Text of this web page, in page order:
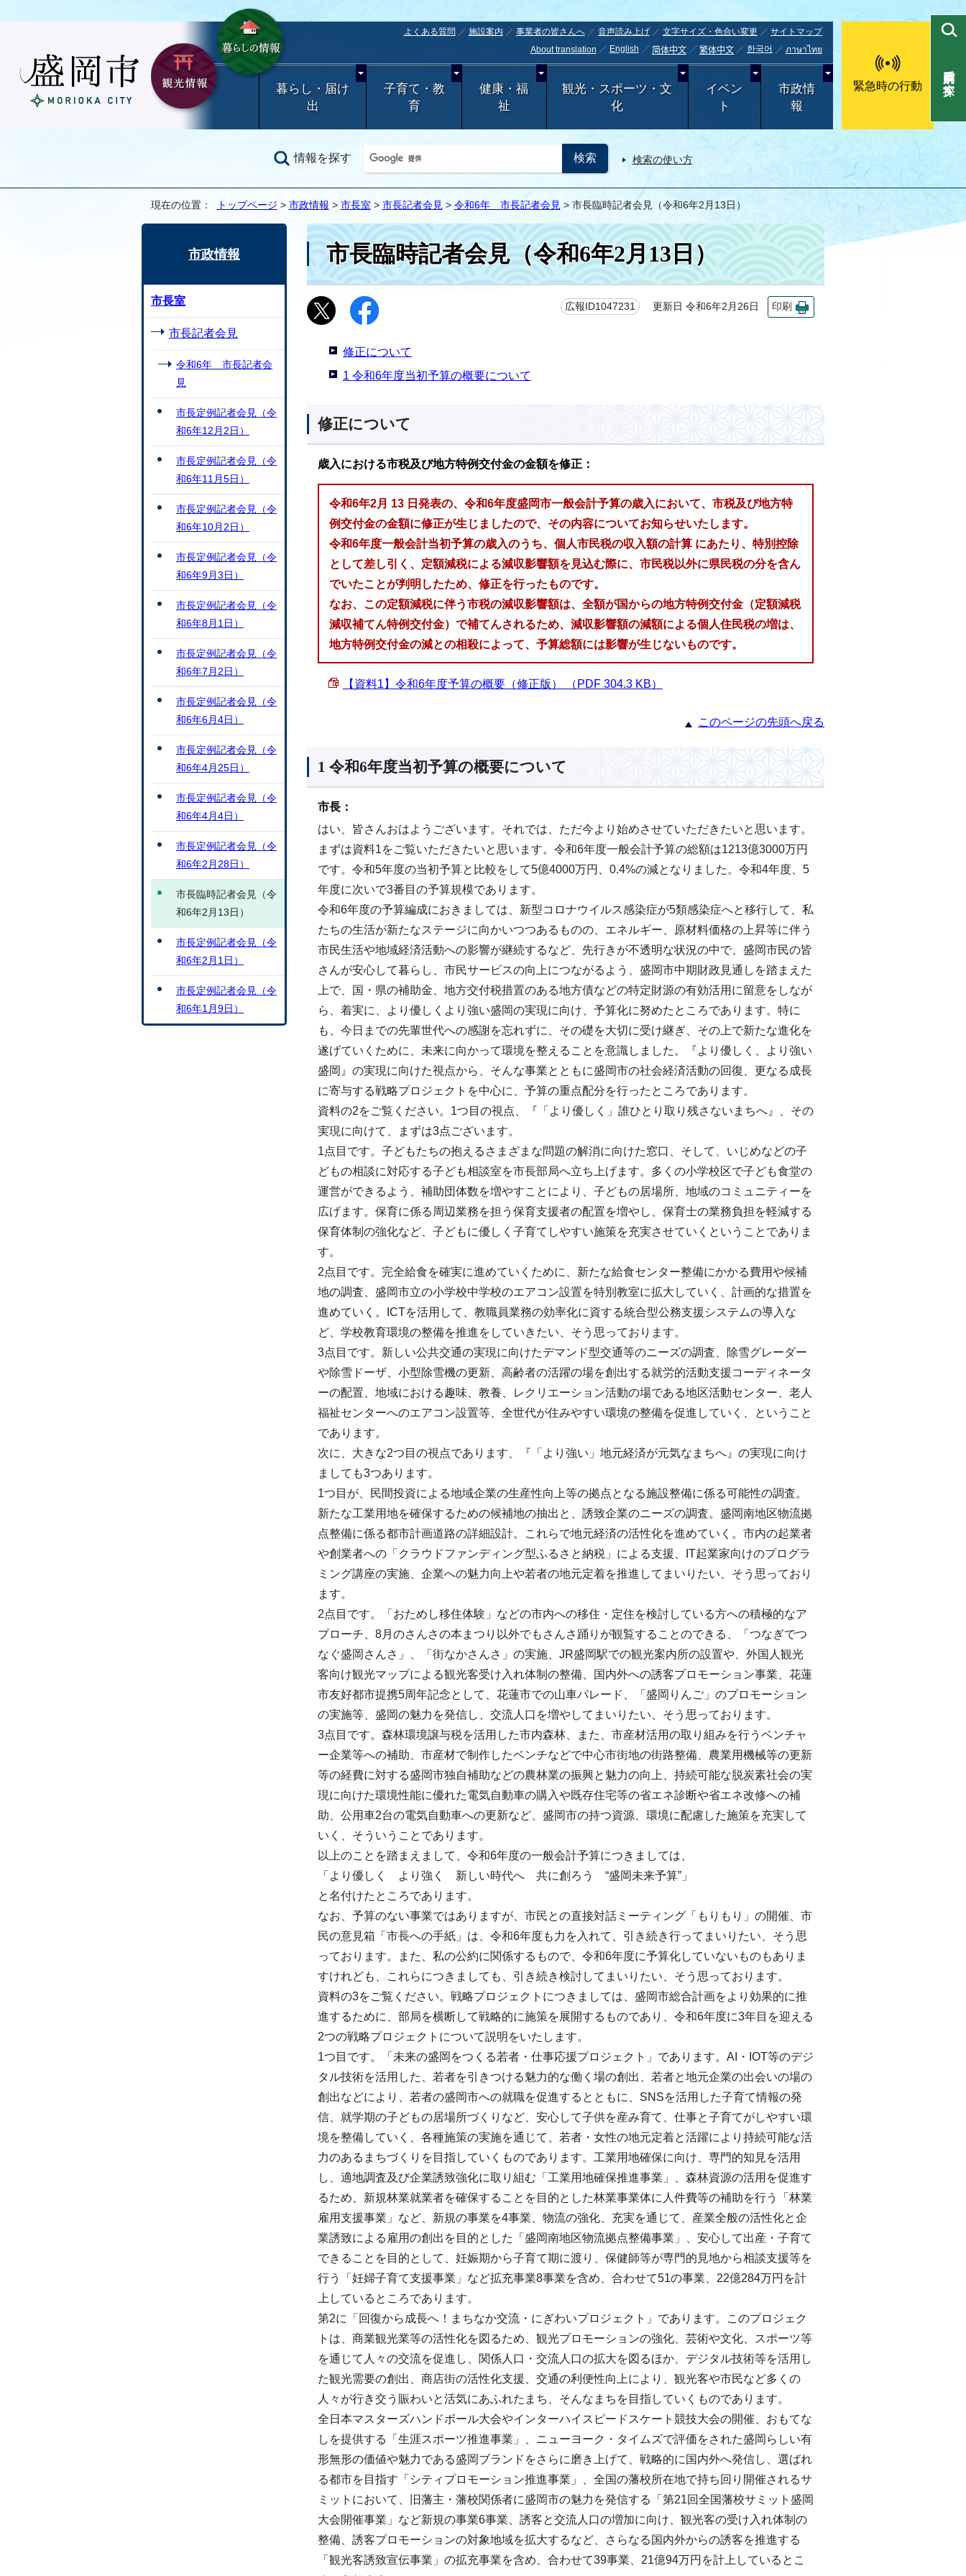
よくある質問 施設案内 事業者の皆さんへ 音声読み上げ 文字サイズ・色合い変更
サイトマップ
About translation
English 简体中文 繁体中文 한국어 ภาษาไทย
暮らし・届け
出
子育て・教
育
健康・福
祉
観光・スポーツ・文
化
イベン
ト
市政情
報
緊急時の行動
情報を探す 検索の使い方
目的別で探す
現在の位置： トップページ > 市政情報 > 市長室 > 市長記者会見 > 令和6年 市長記者会見 > 市長臨時記者会見（令和6年2月13日）
市長臨時記者会見（令和6年2月13日）
広報ID1047231 更新日 令和6年2月26日 印刷
修正について
1 令和6年度当初予算の概要について
修正について
歳入における市税及び地方特例交付金の金額を修正：
令和6年2月 13 日発表の、令和6年度盛岡市一般会計予算の歳入において、市税及び地方特
例交付金の金額に修正が生じましたので、その内容についてお知らせいたします。
令和6年度一般会計当初予算の歳入のうち、個人市民税の収入額の計算 にあたり、特別控除
として差し引く、定額減税による減収影響額を見込む際に、市民税以外に県民税の分を含ん
でいたことが判明したため、修正を行ったものです。
なお、この定額減税に伴う市税の減収影響額は、全額が国からの地方特例交付金（定額減税
減収補てん特例交付金）で補てんされるため、減収影響額の減額による個人住民税の増は、
地方特例交付金の減との相殺によって、予算総額には影響が生じないものです。
【資料1】令和6年度予算の概要（修正版） （PDF 304.3 KB）
このページの先頭へ戻る
1 令和6年度当初予算の概要について
市長：
はい、皆さんおはようございます。それでは、ただ今より始めさせていただきたいと思います。
まずは資料1をご覧いただきたいと思います。令和6年度一般会計予算の総額は1213億3000万円
です。令和5年度の当初予算と比較をして5億4000万円、0.4%の減となりました。令和4年度、5
年度に次いで3番目の予算規模であります。
令和6年度の予算編成におきましては、新型コロナウイルス感染症が5類感染症へと移行して、私
たちの生活が新たなステージに向かいつつあるものの、エネルギー、原材料価格の上昇等に伴う
市民生活や地域経済活動への影響が継続するなど、先行きが不透明な状況の中で、盛岡市民の皆
さんが安心して暮らし、市民サービスの向上につながるよう、盛岡市中期財政見通しを踏まえた
上で、国・県の補助金、地方交付税措置のある地方債などの特定財源の有効活用に留意をしなが
ら、着実に、より優しくより強い盛岡の実現に向け、予算化に努めたところであります。特に
も、今日までの先輩世代への感謝を忘れずに、その礎を大切に受け継ぎ、その上で新たな進化を
遂げていくために、未来に向かって環境を整えることを意識しました。『より優しく、より強い
盛岡』の実現に向けた視点から、そんな事業とともに盛岡市の社会経済活動の回復、更なる成長
に寄与する戦略プロジェクトを中心に、予算の重点配分を行ったところであります。
資料の2をご覧ください。1つ目の視点、『「より優しく」誰ひとり取り残さないまちへ』、その
実現に向けて、まずは3点ございます。
1点目です。子どもたちの抱えるさまざまな問題の解消に向けた窓口、そして、いじめなどの子
どもの相談に対応する子ども相談室を市長部局へ立ち上げます。多くの小学校区で子ども食堂の
運営ができるよう、補助団体数を増やすことにより、子どもの居場所、地域のコミュニティーを
広げます。保育に係る周辺業務を担う保育支援者の配置を増やし、保育士の業務負担を軽減する
保育体制の強化など、子どもに優しく子育てしやすい施策を充実させていくということでありま
す。
2点目です。完全給食を確実に進めていくために、新たな給食センター整備にかかる費用や候補
地の調査、盛岡市立の小学校中学校のエアコン設置を特別教室に拡大していく、計画的な措置を
進めていく。ICTを活用して、教職員業務の効率化に資する統合型公務支援システムの導入な
ど、学校教育環境の整備を推進をしていきたい、そう思っております。
3点目です。新しい公共交通の実現に向けたデマンド型交通等のニーズの調査、除雪グレーダー
や除雪ドーザ、小型除雪機の更新、高齢者の活躍の場を創出する就労的活動支援コーディネータ
ーの配置、地域における趣味、教養、レクリエーション活動の場である地区活動センター、老人
福祉センターへのエアコン設置等、全世代が住みやすい環境の整備を促進していく、ということ
であります。
次に、大きな2つ目の視点であります、『「より強い」地元経済が元気なまちへ』の実現に向け
ましても3つあります。
1つ目が、民間投資による地域企業の生産性向上等の拠点となる施設整備に係る可能性の調査。
新たな工業用地を確保するための候補地の抽出と、誘致企業のニーズの調査。盛岡南地区物流拠
点整備に係る都市計画道路の詳細設計。これらで地元経済の活性化を進めていく。市内の起業者
や創業者への「クラウドファンディング型ふるさと納税」による支援、IT起業家向けのプログラ
ミング講座の実施、企業への魅力向上や若者の地元定着を推進してまいりたい、そう思っており
ます。
2点目です。「おためし移住体験」などの市内への移住・定住を検討している方への積極的なア
プローチ、8月のさんさの本まつり以外でもさんさ踊りが観覧することのできる、「つなぎでつ
なぐ盛岡さんさ」、「街なかさんさ」の実施、JR盛岡駅での観光案内所の設置や、外国人観光
客向け観光マップによる観光客受け入れ体制の整備、国内外への誘客プロモーション事業、花蓮
市友好都市提携5周年記念として、花蓮市での山車パレード、「盛岡りんご」のプロモーション
の実施等、盛岡の魅力を発信し、交流人口を増やしてまいりたい、そう思っております。
3点目です。森林環境譲与税を活用した市内森林、また、市産材活用の取り組みを行うベンチャ
ー企業等への補助、市産材で制作したベンチなどで中心市街地の街路整備、農業用機械等の更新
等の経費に対する盛岡市独自補助などの農林業の振興と魅力の向上、持続可能な脱炭素社会の実
現に向けた環境性能に優れた電気自動車の購入や既存住宅等の省エネ診断や省エネ改修への補
助、公用車2台の電気自動車への更新など、盛岡市の持つ資源、環境に配慮した施策を充実して
いく、そういうことであります。
以上のことを踏まえまして、令和6年度の一般会計予算につきましては、
「より優しく より強く 新しい時代へ 共に創ろう “盛岡未来予算”」
と名付けたところであります。
なお、予算のない事業ではありますが、市民との直接対話ミーティング「もりもり」の開催、市
民の意見箱「市長への手紙」は、令和6年度も力を入れて、引き続き行ってまいりたい、そう思
っております。また、私の公約に関係するもので、令和6年度に予算化していないものもありま
すけれども、これらにつきましても、引き続き検討してまいりたい、そう思っております。
資料の3をご覧ください。戦略プロジェクトにつきましては、盛岡市総合計画をより効果的に推
進するために、部局を横断して戦略的に施策を展開するものであり、令和6年度に3年目を迎える
2つの戦略プロジェクトについて説明をいたします。
1つ目です。「未来の盛岡をつくる若者・仕事応援プロジェクト」であります。AI・IOT等のデジ
タル技術を活用した、若者を引きつける魅力的な働く場の創出、若者と地元企業の出会いの場の
創出などにより、若者の盛岡市への就職を促進するとともに、SNSを活用した子育て情報の発
信、就学期の子どもの居場所づくりなど、安心して子供を産み育て、仕事と子育てがしやすい環
境を整備していく、各種施策の実施を通じて、若者・女性の地元定着と活躍により持続可能な活
力のあるまちづくりを目指していくものであります。工業用地確保に向け、専門的知見を活用
し、適地調査及び企業誘致強化に取り組む「工業用地確保推進事業」、森林資源の活用を促進す
るため、新規林業就業者を確保することを目的とした林業事業体に人件費等の補助を行う「林業
雇用支援事業」など、新規の事業を4事業、物流の強化、充実を通じて、産業全般の活性化と企
業誘致による雇用の創出を目的とした「盛岡南地区物流拠点整備事業」、安心して出産・子育て
できることを目的として、妊娠期から子育て期に渡り、保健師等が専門的見地から相談支援等を
行う「妊婦子育て支援事業」など拡充事業8事業を含め、合わせて51の事業、22億284万円を計
上しているところであります。
第2に「回復から成長へ！まちなか交流・にぎわいプロジェクト」であります。このプロジェク
トは、商業観光業等の活性化を図るため、観光プロモーションの強化、芸術や文化、スポーツ等
を通じて人々の交流を促進し、関係人口・交流人口の拡大を図るほか、デジタル技術等を活用し
た観光需要の創出、商店街の活性化支援、交通の利便性向上により、観光客や市民など多くの
人々が行き交う賑わいと活気にあふれたまち、そんなまちを目指していくものであります。
全日本マスターズハンドボール大会やインターハイスピードスケート競技大会の開催、おもてな
しを提供する「生涯スポーツ推進事業」、ニューヨーク・タイムズで評価をされた盛岡らしい有
形無形の価値や魅力である盛岡ブランドをさらに磨き上げて、戦略的に国内外へ発信し、選ばれ
る都市を目指す「シティプロモーション推進事業」、全国の藩校所在地で持ち回り開催されるサ
ミットにおいて、旧藩主・藩校関係者に盛岡市の魅力を発信する「第21回全国藩校サミット盛岡
大会開催事業」など新規の事業6事業、誘客と交流人口の増加に向け、観光客の受け入れ体制の
整備、誘客プロモーションの対象地域を拡大するなど、さらなる国内外からの誘客を推進する
「観光客誘致宣伝事業」の拡充事業を含め、合わせて39事業、21億94万円を計上しているとこ
市政情報
市長室
市長記者会見
令和6年 市長記者会
見
市長定例記者会見（令
和6年12月2日）
市長定例記者会見（令
和6年11月5日）
市長定例記者会見（令
和6年10月2日）
市長定例記者会見（令
和6年9月3日）
市長定例記者会見（令
和6年8月1日）
市長定例記者会見（令
和6年7月2日）
市長定例記者会見（令
和6年6月4日）
市長定例記者会見（令
和6年4月25日）
市長定例記者会見（令
和6年4月4日）
市長定例記者会見（令
和6年2月28日）
市長臨時記者会見（令
和6年2月13日）
市長定例記者会見（令
和6年2月1日）
市長定例記者会見（令
和6年1月9日）